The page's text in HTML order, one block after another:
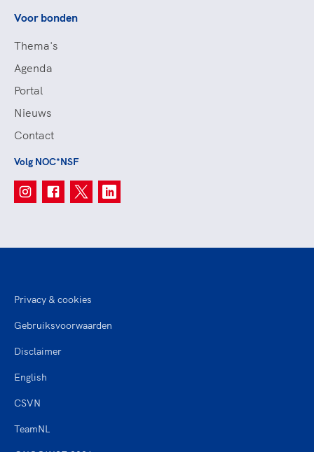
Voor bonden
Thema's
Agenda
Portal
Nieuws
Contact
Volg NOC*NSF
Privacy & cookies
Gebruiksvoorwaarden
Disclaimer
English
CSVN
TeamNL